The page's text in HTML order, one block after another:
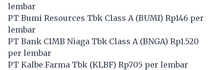
lembar
PT Bumi Resources Tbk Class A (BUMI) Rp146 per
lembar
PT Bank CIMB Niaga Tbk Class A (BNGA) Rp1.520
per lembar
PT Kalbe Farma Tbk (KLBF) Rp705 per lembar